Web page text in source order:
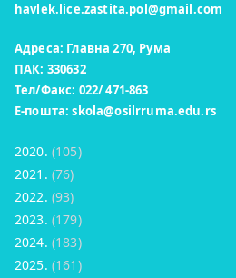
havlek.lice.zastita.pol@gmail.com
Адреса: Главна 270, Рума
ПАК: 330632
Тел/Факс: 022/ 471-863
Е-пошта:skola@osilrruma.edu.rs
2020. (105)
2021. (76)
2022. (93)
2023. (179)
2024. (183)
2025. (161)